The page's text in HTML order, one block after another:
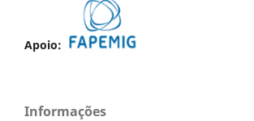
Apoio:
Informações